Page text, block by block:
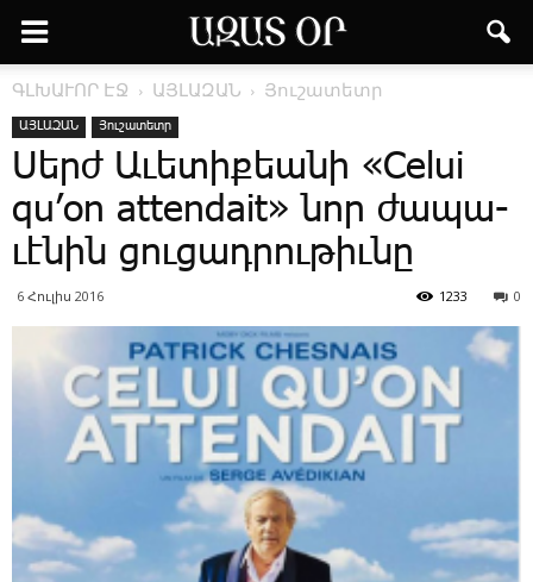
ԳԼԽԱՒՈՐ ԷՋ ԱՅԼԱԶԱՆ Յուշատետր
ԱՅԼԱԶԱՆ Յուշատետր
Սերժ Ա­ւե­տի­քեա­նի «Celui
qu’on attendait» նոր ժա­պա­
ւէ­նին ցու­ցադ­րու­թիւ­նը
6 Հուլիս 2016 0
1233